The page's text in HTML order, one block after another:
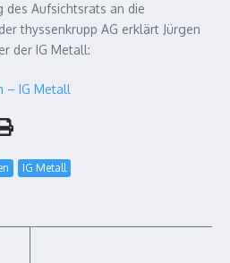
des Aufsichtsrats an die
thyssenkrupp AG erklärt Jürgen
der IG Metall:
– IG Metall
IG Metall